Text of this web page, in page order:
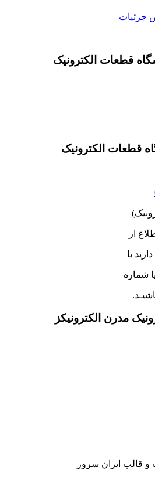
جزئیات
قطعات الکترونیک
قطعات الکترونیک
از
با
شماره
مدرن الکترونیکز
قالب ایران سرور